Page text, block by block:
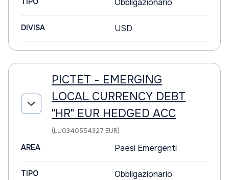
Obbligazionario
DIVISA USD
PICTET - EMERGING
LOCAL CURRENCY DEBT
"HR" EUR HEDGED ACC
(LU0340554327 EUR)
AREA Paesi Emergenti
TIPO Obbligazionario